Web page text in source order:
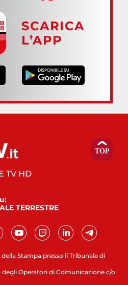
SCARICA
L’APP
Stampa presso il Tribunale di
Operatori di Comunicazione c/o
TV HD
TERRESTRE